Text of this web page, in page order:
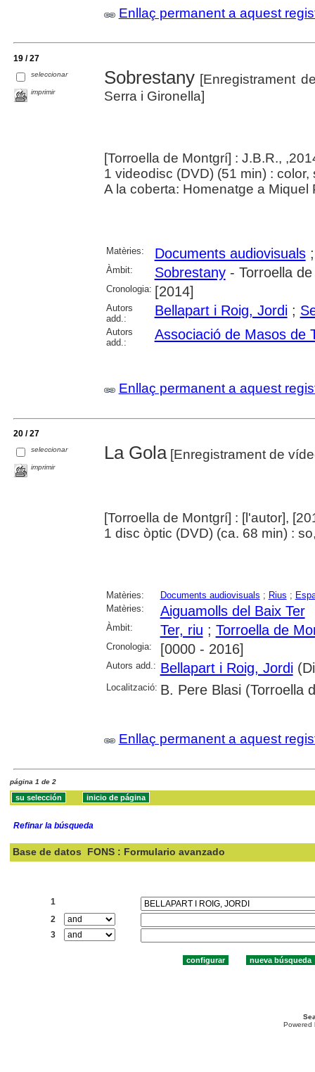
Enllaç permanent a aquest
19 / 27
seleccionar
imprimir
Sobrestany[Enregistrament
Serra i Gironella]
[Torroella de Montgrí] : J.B.R.,
1 videodisc (DVD) (51 min) : color,
A la coberta: Homenatge a
Matèries: Documents audiovisuals
Àmbit: Sobrestany- Torroella
Cronologia: [2014]
Autors
add.:
Bellapart i Roig, Jordi;
Autors
add.:
Associació de Masos de
Enllaç permanent a aquest
20 / 27
seleccionar
imprimir
La Gola[Enregistrament de
[Torroella de Montgrí] : [l'autor],
1 disc òptic (DVD) (ca. 68 min) :
Matèries: Documents audiovisuals ; Rius ;
Matèries:
Aiguamolls del Baix Ter
Àmbit: Ter, riu ; Torroella de
Cronologia: [0000 - 2016]
Autors add.: Bellapart i Roig, Jordi
Localització: B. Pere Blasi (Torroella
Enllaç permanent a aquest
página 1 de 2
Refinar la búsqueda
Base de datos FONS : Formulario avanzado
1
2
3